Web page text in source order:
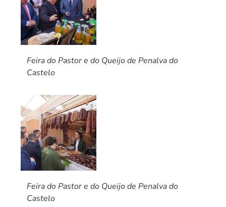
Feira do Pastor e do Queijo de Penalva do
Castelo
Feira do Pastor e do Queijo de Penalva do
Castelo